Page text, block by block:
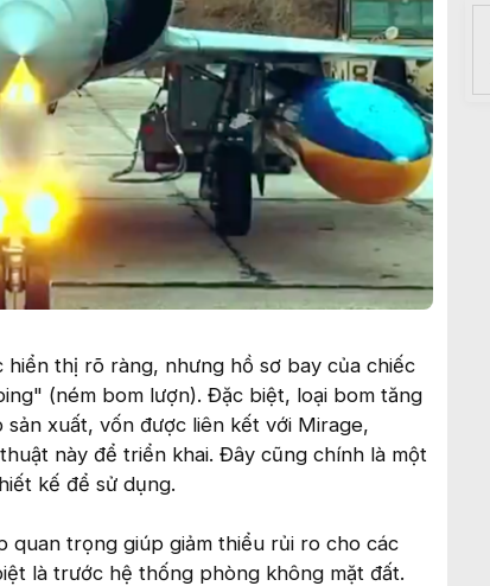
thị rõ ràng, nhưng hồ sơ bay của chiếc
(ném bom lượn). Đặc biệt, loại bom tăng
xuất, vốn được liên kết với Mirage,
này để triển khai. Đây cũng chính là một
kế để sử dụng.
quan trọng giúp giảm thiểu rủi ro cho các
là trước hệ thống phòng không mặt đất.